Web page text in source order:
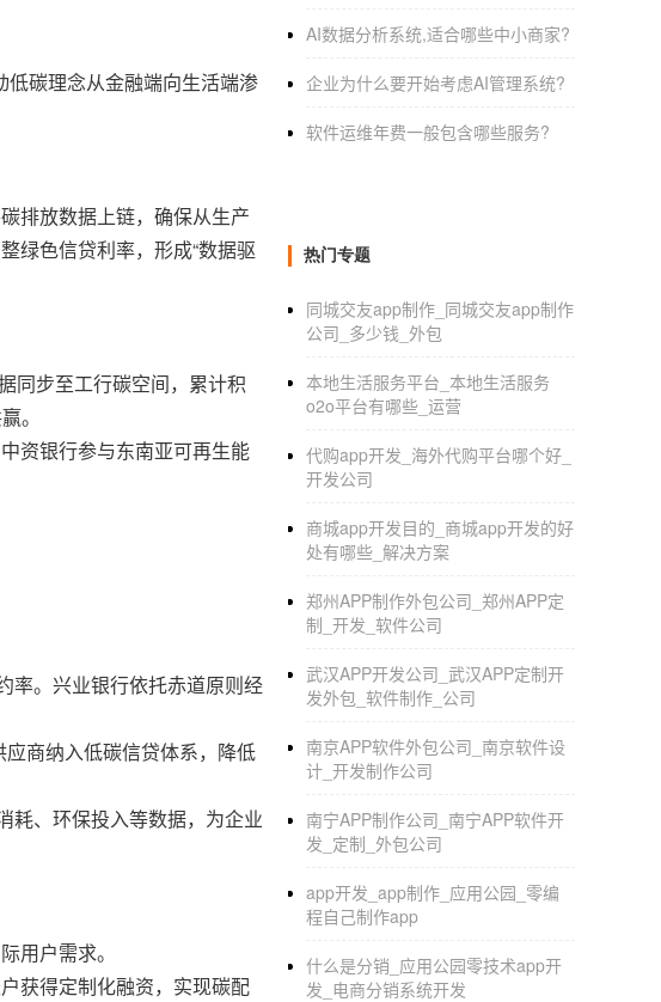
碳理念从金融端向生活端渗
排放数据上链，确保从生产
绿色信贷利率，形成“数据驱
同步至工行碳空间，累计积
。
资银行参与东南亚可再生能
率。兴业银行依托赤道原则经
应商纳入低碳信贷体系，降低
耗、环保投入等数据，为企业
用户需求。
获得定制化融资，实现碳配
AI数据分析系统,适合哪些中小商家?
企业为什么要开始考虑AI管理系统?
软件运维年费一般包含哪些服务?
热门专题
同城交友app制作_同城交友app制作
公司_多少钱_外包
本地生活服务平台_本地生活服务
o2o平台有哪些_运营
代购app开发_海外代购平台哪个好_
开发公司
商城app开发目的_商城app开发的好
处有哪些_解决方案
郑州APP制作外包公司_郑州APP定
制_开发_软件公司
武汉APP开发公司_武汉APP定制开
发外包_软件制作_公司
南京APP软件外包公司_南京软件设
计_开发制作公司
南宁APP制作公司_南宁APP软件开
发_定制_外包公司
app开发_app制作_应用公园_零编
程自己制作app
什么是分销_应用公园零技术app开
发_电商分销系统开发